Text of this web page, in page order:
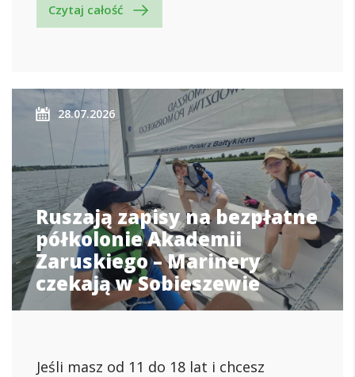
Czytaj całość
28.07.2026
Ruszają zapisy na bezpłatne
półkolonie Akademii
Zaruskiego – Marinery
czekają w Sobieszewie
Jeśli masz od 11 do 18 lat i chcesz